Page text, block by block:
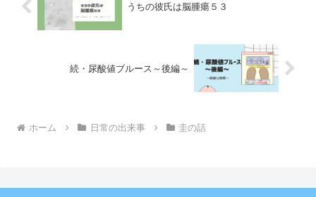
うちの彼氏は脳腫瘍５３
続・尿酸値ブルース～後編～
ホーム 日常の出来事 圭の話